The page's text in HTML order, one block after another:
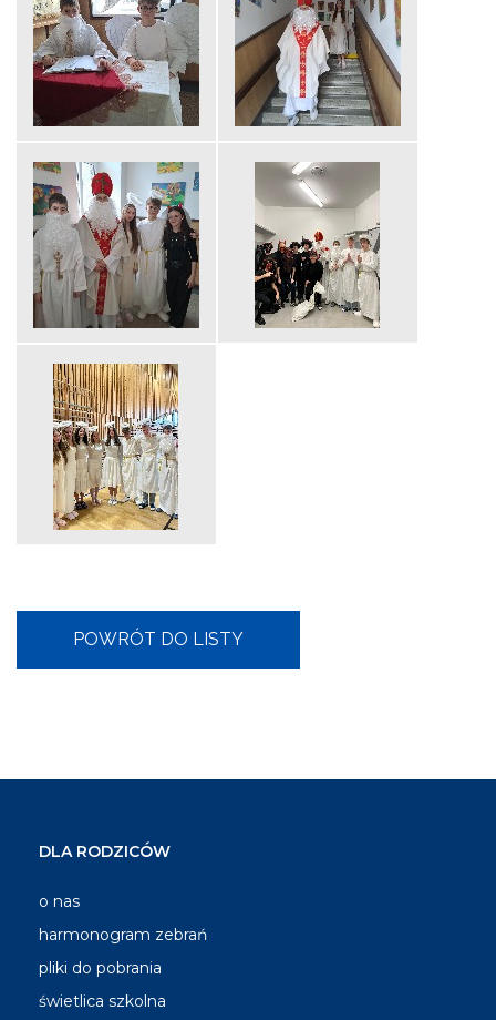
DLA RODZICÓW
o nas
harmonogram zebrań
pliki do pobrania
świetlica szkolna